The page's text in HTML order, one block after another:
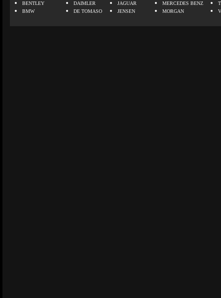
BENTLEY
BMW
DAIMLER
DE TOMASO
JAGUAR
JENSEN
MERCEDES BENZ
MORGAN